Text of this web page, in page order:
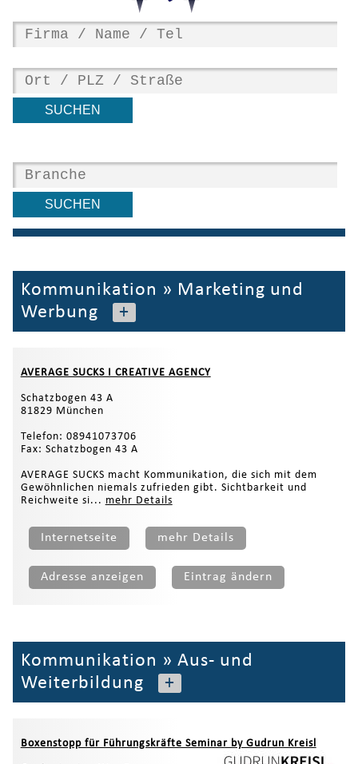
Kommunikation » Marketing und
Werbung
+
AVERAGE SUCKS I CREATIVE AGENCY
Schatzbogen 43 A
81829 München
Telefon: 08941073706
Fax: Schatzbogen 43 A
AVERAGE SUCKS macht Kommunikation, die sich mit dem
Gewöhnlichen niemals zufrieden gibt. Sichtbarkeit und
Reichweite si... mehr Details
Internetseite mehr Details
Adresse anzeigen Eintrag ändern
Kommunikation » Aus- und
Weiterbildung
+
Boxenstopp für Führungskräfte Seminar by Gudrun Kreisl